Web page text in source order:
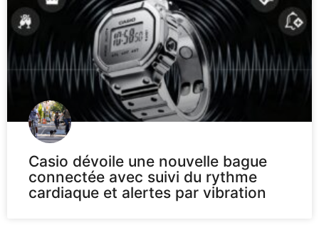
Casio dévoile une nouvelle bague
connectée avec suivi du rythme
cardiaque et alertes par vibration